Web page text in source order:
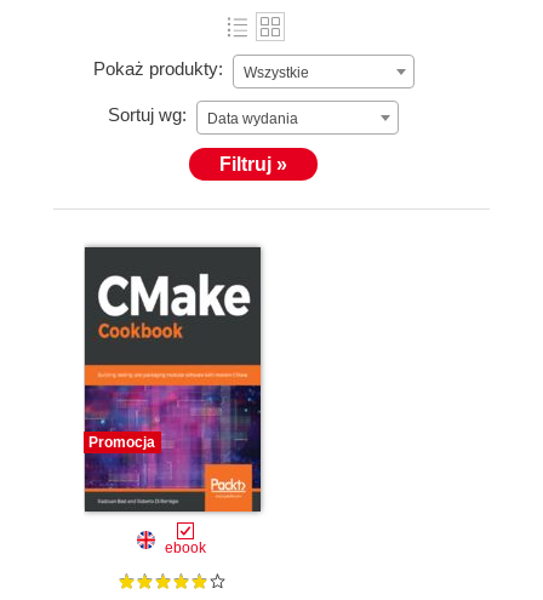
Pokaż produkty: Wszystkie
Sortuj wg: Data wydania
Filtruj »
Promocja
ebook